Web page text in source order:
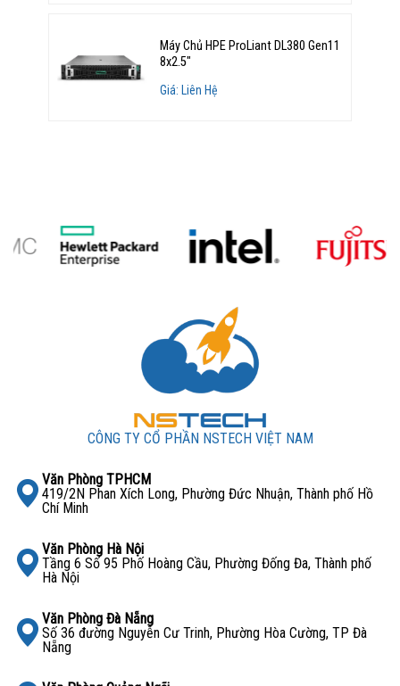
Máy Chủ HPE ProLiant DL380 Gen11
8x2.5"
Giá: Liên Hệ
CÔNG TY CỔ PHẦN NSTECH VIỆT NAM
Văn Phòng TPHCM
419/2N Phan Xích Long, Phường Đức Nhuận, Thành phố Hồ
Chí Minh
Văn Phòng Hà Nội
Tầng 6 Số 95 Phố Hoàng Cầu, Phường Đống Đa, Thành phố
Hà Nội
Văn Phòng Đà Nẵng
Số 36 đường Nguyễn Cư Trinh, Phường Hòa Cường, TP Đà
Nẵng